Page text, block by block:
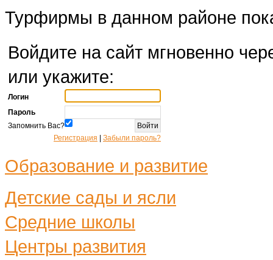
Турфирмы в данном районе
Войдите на сайт мгновенно
или укажите:
Логин
Пароль
Запомнить Вас?
Регистрация
Забыли пароль?
Образование и развитие
Детские сады и ясли
Средние школы
Центры развития